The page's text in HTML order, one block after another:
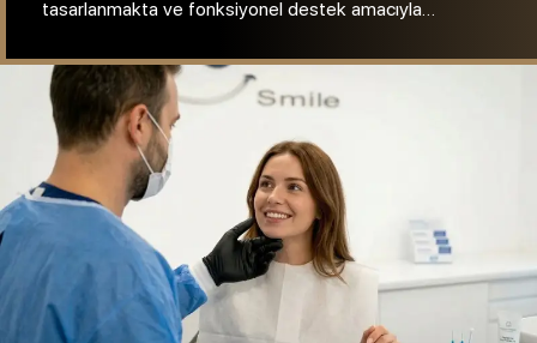
değerlendirmeler doğrultusunda planlama yapılmaktadır.
belirlenmektedir.